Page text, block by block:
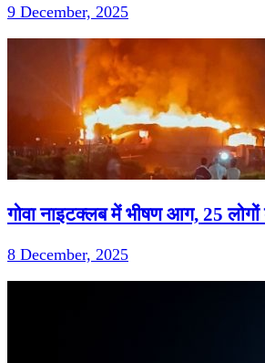
9 December, 2025
गोवा नाइटक्लब में भीषण आग, 25 लोगों
8 December, 2025